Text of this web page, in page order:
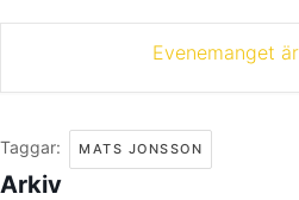
Evenemanget
Taggar: MATS JONSSON
Arkiv